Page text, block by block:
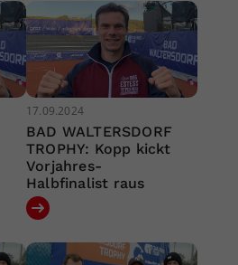
17.09.2024
BAD WALTERSDORF
TROPHY: Kopp kickt
Vorjahres-
Halbfinalist raus